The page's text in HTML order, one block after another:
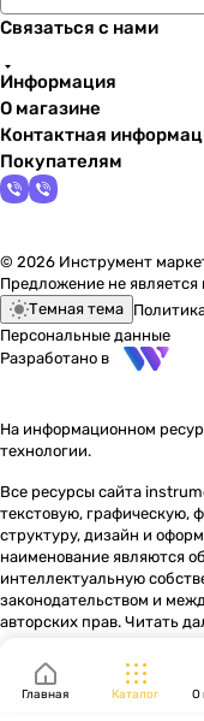
Связаться с нами
Информация
О магазине
Контактная
Покупателям
© 2026 Инструмент
Предложение не
Темная тема
Персональные данные
Разработано в
На информационном
технологии.
Все ресурсы сайта
текстовую, графическую,
структуру, дизайн и
наименование являются
интеллектуальную
законодательством и
авторских прав. Читать
Главная Каталог О